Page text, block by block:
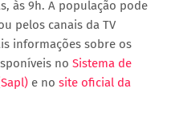
às 9h. A população pode
pelos canais da TV
informações sobre os
no Sistema de
e no site oficial da